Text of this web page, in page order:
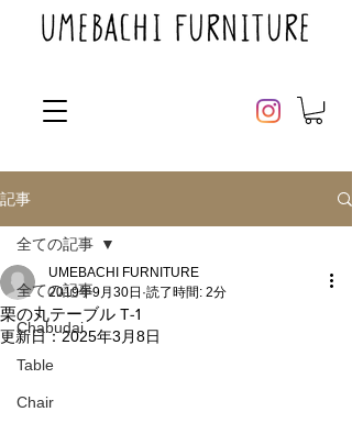
記事
全ての記事
Chabudai
Table
Chair
全ての記事
栗の丸テーブル T-1
UMEBACHI FURNITURE
2019年9月30日 読了時間: 2分
更新日：2025年3月8日